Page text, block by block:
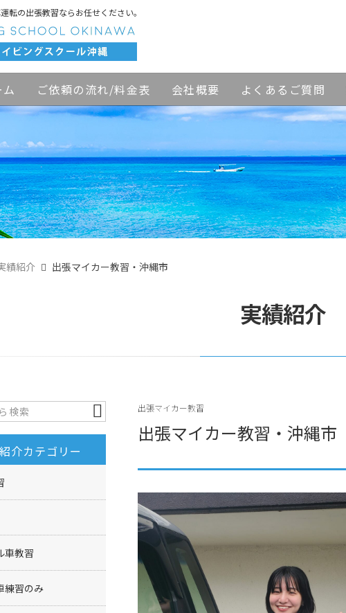
転の出張教習ならお任せください。
ご依頼の流れ/料金表 会社概要 よくあるご質問
績紹介 出張マイカー教習・沖縄市
実績紹介
出張マイカー教習
出張マイカー教習・沖縄市
介カテゴリー
車教習
練習のみ